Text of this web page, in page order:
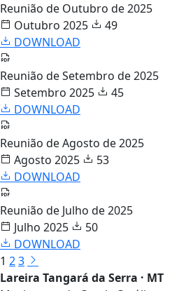
Reunião de Outubro de 2025
Outubro 2025
49
DOWNLOAD
Reunião de Setembro de 2025
Setembro 2025
45
DOWNLOAD
Reunião de Agosto de 2025
Agosto 2025
53
DOWNLOAD
Reunião de Julho de 2025
Julho 2025
50
DOWNLOAD
1 23
Lareira Tangará da Serra · MT